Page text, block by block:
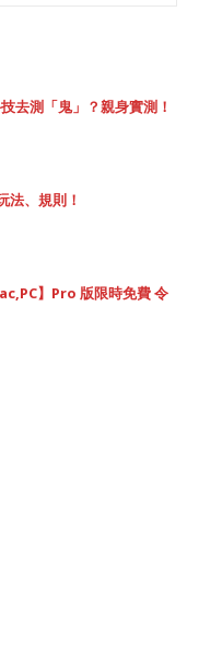
去測「鬼」？親身實測！
、規則！
】Pro 版限時免費 令